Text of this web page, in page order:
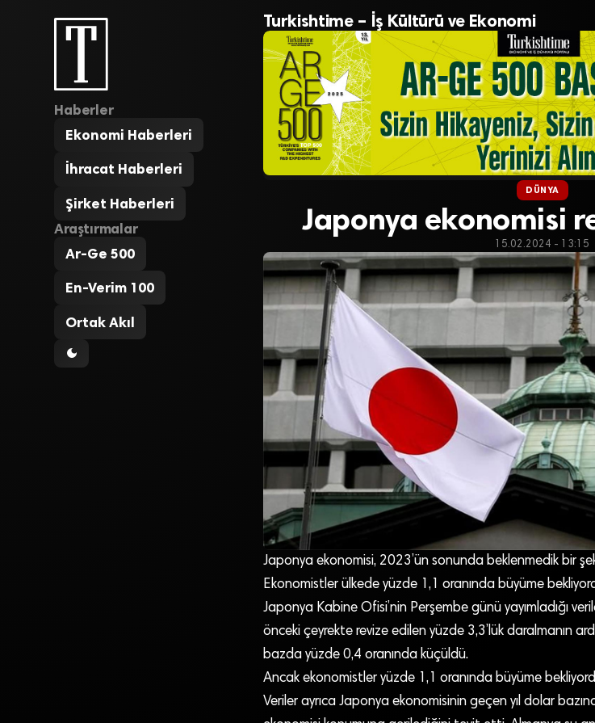
Haberler
Ekonomi Haberleri
İhracat Haberleri
Şirket Haberleri
Araştırmalar
Ar-Ge 500
En-Verim 100
Ortak Akıl
Turkishtime – İş Kültürü ve Ekonomi
DÜNYA
Japonya ekonomisi
15.02.2024 - 13:15
Japonya ekonomisi, 2023’ün sonunda beklenmedik bir
Ekonomistler ülkede yüzde 1,1 oranında büyüme
Japonya Kabine Ofisi’nin Perşembe günü yayımladığı
önceki çeyrekte revize edilen yüzde 3,3’lük daralmanın
bazda yüzde 0,4 oranında küçüldü.
Ancak ekonomistler yüzde 1,1 oranında büyüme
Veriler ayrıca Japonya ekonomisinin geçen yıl dolar